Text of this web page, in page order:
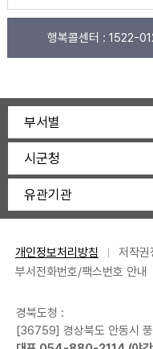
행복콜센터 : 1522-
부서별
시군청
유관기관
개인정보처리방침 저작권
부서전화번호/팩스번호 안내
경북도청 :
[36759] 경상북도 안동시